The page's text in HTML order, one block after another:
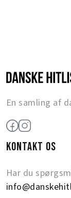
En samling af
KONTAKT OS
Har du